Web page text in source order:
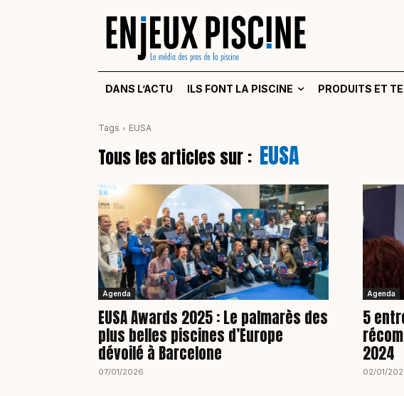
DANS L’ACTU ILS FONT LA PISCINE PRODUITS ET
Tags EUSA
Tous les articles sur : EUSA
Agenda
EUSA Awards 2025 : Le palmarès des
plus belles piscines d’Europe
dévoilé à Barcelone
07/01/2026
Agenda
5
2024
02/01/